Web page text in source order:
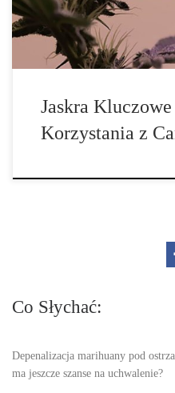
Jaskra
Korzystania z
Co Słychać:
Depenalizacja marihuany pod
ma jeszcze szanse na uchwalenie?